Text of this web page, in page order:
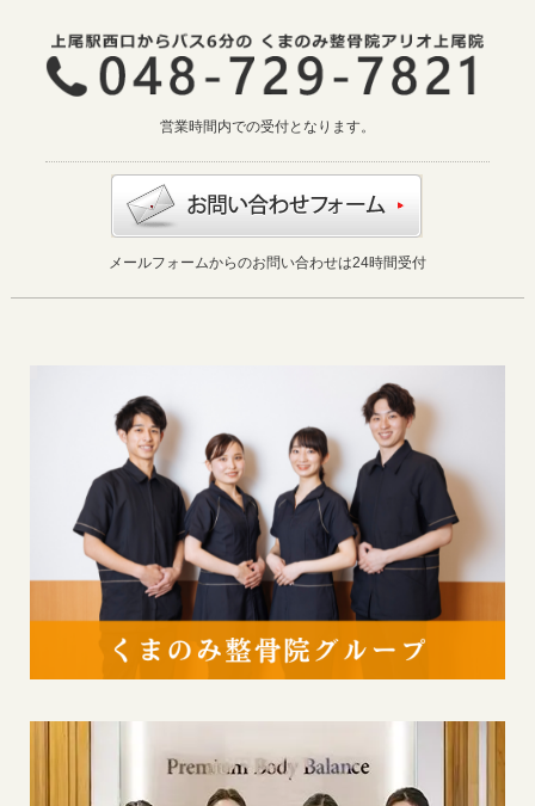
営業時間内での受付となります。
メールフォームからのお問い合わせは24時間受付